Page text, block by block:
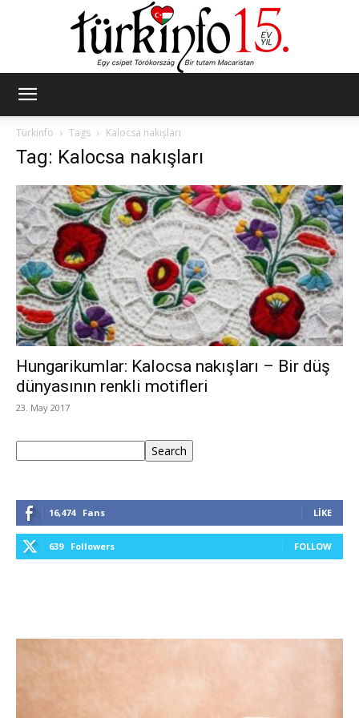
Türkinfo
Tags Kalocsa nakışları
Tag: Kalocsa nakışları
Hungarikumlar: Kalocsa nakışları – Bir düş
dünyasının renkli motifleri
23. May 2017
Search
16,474 Fans LIKE
639 Followers FOLLOW